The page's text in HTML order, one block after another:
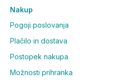
Nakup
Pogoji poslovanja
Plačilo in dostava
Postopek nakupa
Možnosti prihranka